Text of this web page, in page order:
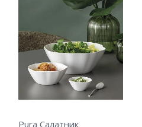
Pura Салатник